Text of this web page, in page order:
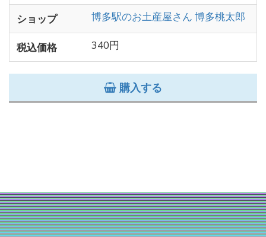
ショップ 博多駅のお土産屋さん 博多桃太郎
税込価格 340円
購入する